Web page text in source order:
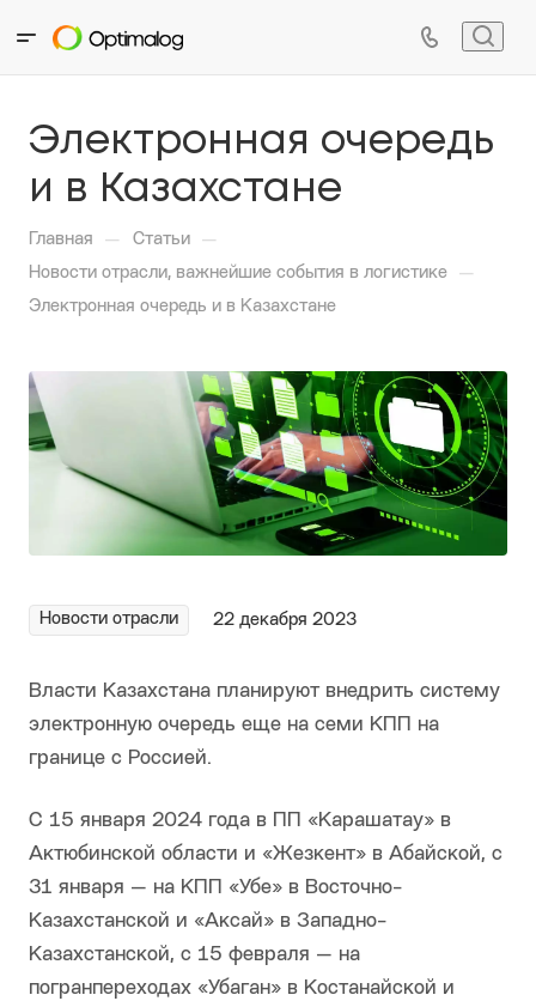
Электронная очередь
и в Казахстане
Главная — Статьи —
Новости отрасли, важнейшие события в логистике —
Электронная очередь и в Казахстане
Новости отрасли 22 декабря 2023
Власти Казахстана планируют внедрить систему
электронную очередь еще на семи КПП на
границе с Россией.
С 15 января 2024 года в ПП «Карашатау» в
Актюбинской области и «Жезкент» в Абайской, с
31 января — на КПП «Убе» в Восточно-
Казахстанской и «Аксай» в Западно-
Казахстанской, с 15 февраля — на
погранпереходах «Убаган» в Костанайской и